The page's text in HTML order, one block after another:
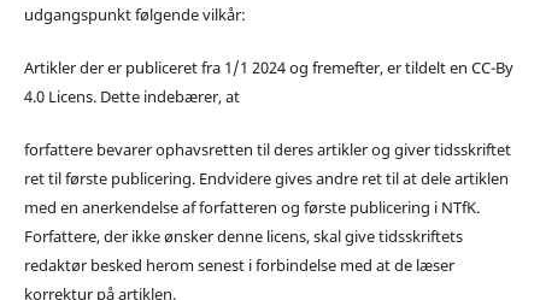
udgangspunkt følgende vilkår:
Artikler der er publiceret fra 1/1 2024 og fremefter, er tildelt en CC-By
4.0 Licens. Dette indebærer, at
forfattere bevarer ophavsretten til deres artikler og giver tidsskriftet
ret til første publicering. Endvidere gives andre ret til at dele artiklen
med en anerkendelse af forfatteren og første publicering i NTfK.
Forfattere, der ikke ønsker denne licens, skal give tidsskriftets
redaktør besked herom senest i forbindelse med at de læser
korrektur på artiklen.